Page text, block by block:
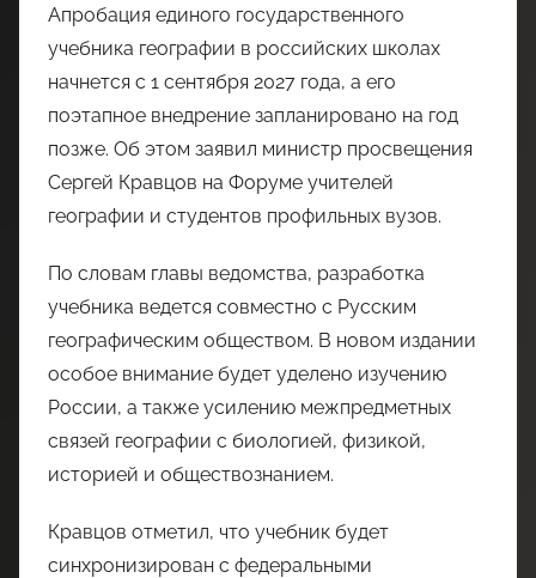
Апробация единого государственного
учебника географии в российских школах
начнется с 1 сентября 2027 года, а его
поэтапное внедрение запланировано на год
позже. Об этом заявил министр просвещения
Сергей Кравцов на Форуме учителей
географии и студентов профильных вузов.
По словам главы ведомства, разработка
учебника ведется совместно с Русским
географическим обществом. В новом издании
особое внимание будет уделено изучению
России, а также усилению межпредметных
связей географии с биологией, физикой,
историей и обществознанием.
Кравцов отметил, что учебник будет
синхронизирован с федеральными